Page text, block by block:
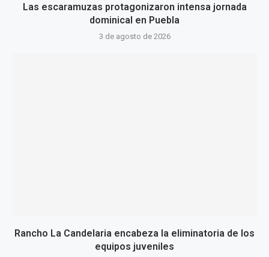
Las escaramuzas protagonizaron intensa jornada
dominical en Puebla
3 de agosto de 2026
Rancho La Candelaria encabeza la eliminatoria de los
equipos juveniles